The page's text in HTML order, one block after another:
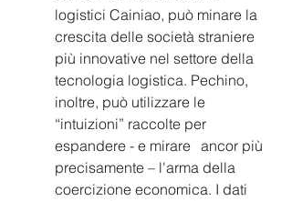
logistici Cainiao, può minare la
crescita delle società straniere
più innovative nel settore della
tecnologia logistica. Pechino,
inoltre, può utilizzare le
“intuizioni” raccolte per
espandere - e mirare 	ancor più
precisamente – l'arma della
coercizione economica. I dati